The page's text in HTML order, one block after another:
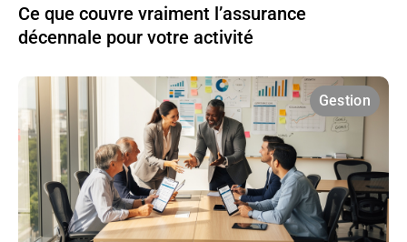
Ce que couvre vraiment l’assurance
décennale pour votre activité
Gestion